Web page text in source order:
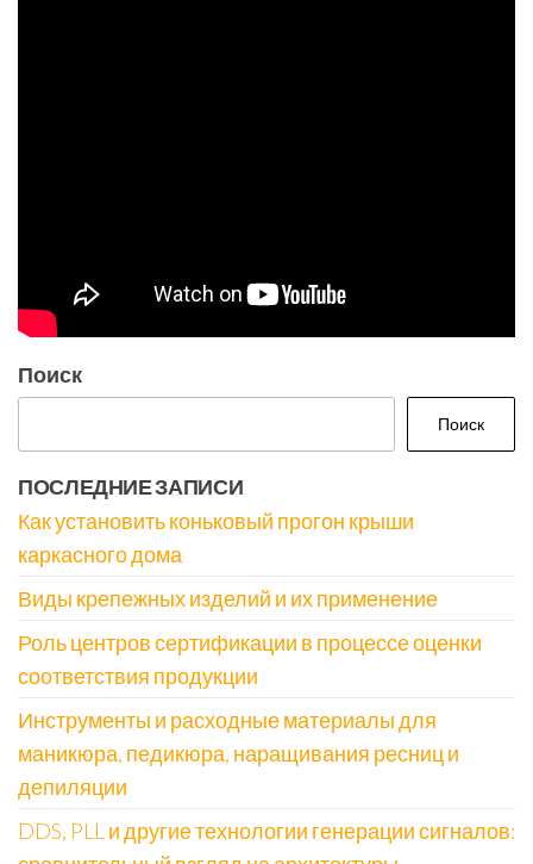
Поиск
Поиск
ПОСЛЕДНИЕ ЗАПИСИ
Как установить коньковый прогон крыши
каркасного дома
Виды крепежных изделий и их применение
Роль центров сертификации в процессе оценки
соответствия продукции
Инструменты и расходные материалы для
маникюра, педикюра, наращивания ресниц и
депиляции
DDS, PLL и другие технологии генерации сигналов: